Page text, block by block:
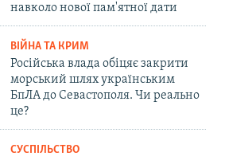
навколо нової пам'ятної дати
ВІЙНА ТА КРИМ
Російська влада обіцяє закрити
морський шлях українським
БпЛА до Севастополя. Чи реально
це?
СУСПІЛЬСТВО